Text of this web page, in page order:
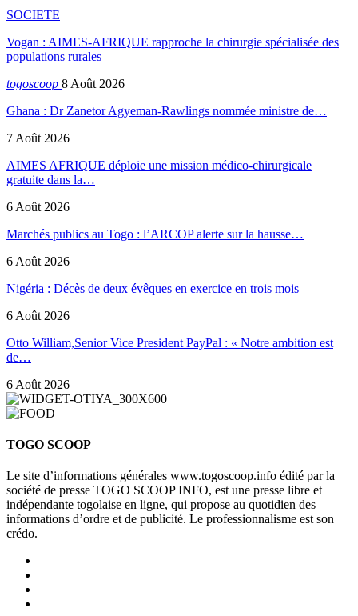
SOCIETE
Vogan : AIMES-AFRIQUE rapproche la chirurgie spécialisée des
populations rurales
togoscoop 8 Août 2026
Ghana : Dr Zanetor Agyeman-Rawlings nommée ministre de…
7 Août 2026
AIMES AFRIQUE déploie une mission médico-chirurgicale
gratuite dans la…
6 Août 2026
Marchés publics au Togo : l’ARCOP alerte sur la hausse…
6 Août 2026
Nigéria : Décès de deux évêques en exercice en trois mois
6 Août 2026
Otto William,Senior Vice President PayPal : « Notre ambition est
de…
6 Août 2026
TOGO SCOOP
Le site d’informations générales www.togoscoop.info édité par la
société de presse TOGO SCOOP INFO, est une presse libre et
indépendante togolaise en ligne, qui propose au quotidien des
informations d’ordre et de publicité. Le professionnalisme est son
crédo.